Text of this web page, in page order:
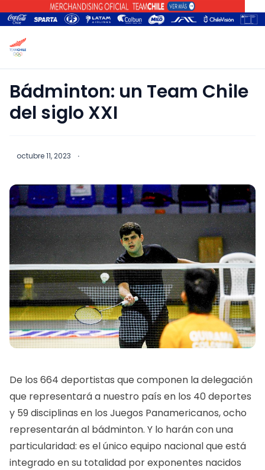
Bádminton: un Team Chile
del siglo XXI
octubre 11, 2023 ·
De los 664 deportistas que componen la delegación
que representará a nuestro país en los 40 deportes
y 59 disciplinas en los Juegos Panamericanos, ocho
representarán al bádminton. Y lo harán con una
particularidad: es el único equipo nacional que está
integrado en su totalidad por exponentes nacidos